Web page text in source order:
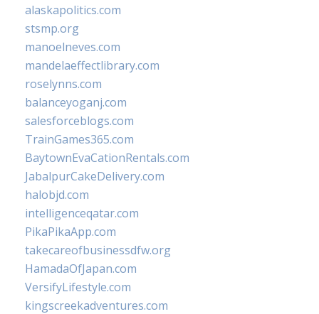
alaskapolitics.com
stsmp.org
manoelneves.com
mandelaeffectlibrary.com
roselynns.com
balanceyoganj.com
salesforceblogs.com
TrainGames365.com
BaytownEvaCationRentals.com
JabalpurCakeDelivery.com
halobjd.com
intelligenceqatar.com
PikaPikaApp.com
takecareofbusinessdfw.org
HamadaOfJapan.com
VersifyLifestyle.com
kingscreekadventures.com